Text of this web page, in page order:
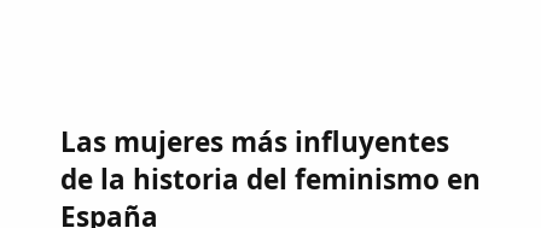
Las mujeres más influyentes
de la historia del feminismo en
España